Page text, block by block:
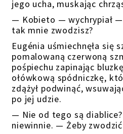
jego ucha, muskając
— Kobieto — wychrypiał —
tak mnie zwodzisz?
Eugénia uśmiechnęła się
pomalowaną czerwoną
pośpiechu zapinając
ołówkową spódniczkę,
zdążył podwinąć,
po jej udzie.
— Nie od tego są
niewinnie. — Żeby